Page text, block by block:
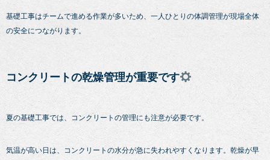
基礎工事はチームで進める作業が多いため、一人ひとりの体調管理が現場全体
の安全につながります。
コンクリートの乾燥管理が重要です
夏の基礎工事では、コンクリートの管理にも注意が必要です。
気温が高い日は、コンクリートの水分が急に失われやすくなります。乾燥が早